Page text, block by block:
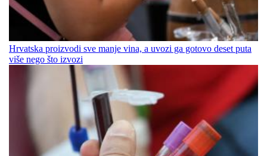
Hrvatska proizvodi sve manje vina, a uvozi ga gotovo deset puta
više nego što izvozi